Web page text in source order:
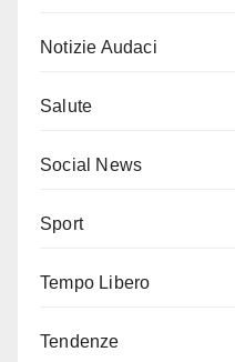
Notizie Audaci
Salute
Social News
Sport
Tempo Libero
Tendenze